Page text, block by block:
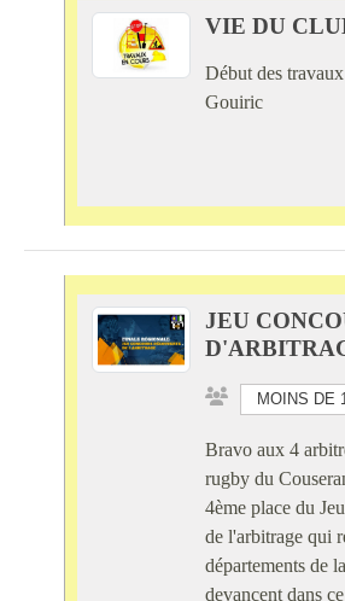
VIE DU
Début des
Gouiric
JEU
MOINS DE
Bravo aux 4
rugby du
4ème place du
de l'arbitrage qui
départements de
devancent dans